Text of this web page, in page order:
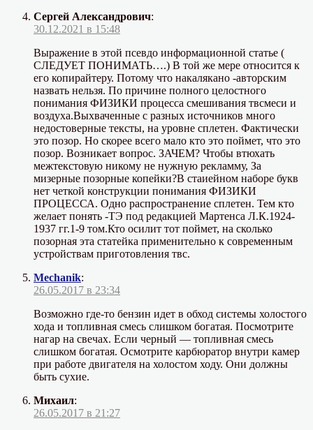
Сергей Александрович:
30.12.2021 в 15:48
Выражение в этой псевдо информационной статье (
СЛЕДУЕТ ПОНИМАТЬ….) В той же мере относится к
его копирайтеру. Потому что накалякано -авторским
назвать нельзя. По причине полного целостного
понимания ФИЗИКИ процесса смешивания твсмеси и
воздуха.Выхваченные с разных источников много
недостоверные тексты, на уровне сплетен. Фактически
это позор. Но скорее всего мало кто это поймет, что это
позор. Возникает вопрос. ЗАЧЕМ? Чтобы втюхать
межтекстовую никому не нужную рекламму, За
мизерные позорные копейки?В стаиейном наборе букв
нет четкой конструкции понимания ФИЗИКИ
ПРОЦЕССА. Одно распространение сплетен. Тем кто
желает понять -ТЭ под редакцией Мартенса Л.К.1924-
1937 гг.1-9 том.Кто осилит тот поймет, на сколько
позорная эта статейка применительно к современным
устройствам приготовления твс.
Mechanik:
26.05.2017 в 23:34
Возможно где-то бензин идет в обход системы холостого
хода и топливная смесь слишком богатая. Посмотрите
нагар на свечах. Если черный — топливная смесь
слишком богатая. Осмотрите карбюратор внутри камер
при работе двигателя на холостом ходу. Они должны
быть сухие.
Михаил:
26.05.2017 в 21:27